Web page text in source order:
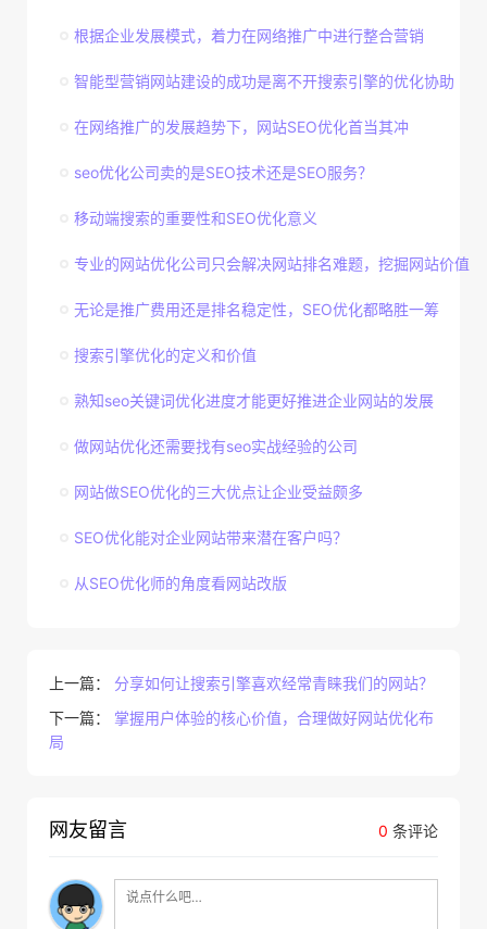
根据企业发展模式，着力在网络推广中进行整合营销
智能型营销网站建设的成功是离不开搜索引擎的优化协助
在网络推广的发展趋势下，网站SEO优化首当其冲
seo优化公司卖的是SEO技术还是SEO服务？
移动端搜索的重要性和SEO优化意义
专业的网站优化公司只会解决网站排名难题，挖掘网站价值
无论是推广费用还是排名稳定性，SEO优化都略胜一筹
搜索引擎优化的定义和价值
熟知seo关键词优化进度才能更好推进企业网站的发展
做网站优化还需要找有seo实战经验的公司
网站做SEO优化的三大优点让企业受益颇多
SEO优化能对企业网站带来潜在客户吗？
从SEO优化师的角度看网站改版
上一篇： 分享如何让搜索引擎喜欢经常青睐我们的网站？
下一篇： 掌握用户体验的核心价值，合理做好网站优化布
局
0 条评论
网友留言